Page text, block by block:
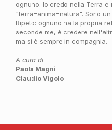
ognuno. Io credo nella Terra e
"terra=anima=natura". Sono
Ripeto: ognuno ha la propria
seconde me, è credere
ma si è sempre in compagnia.
A cura di
Paola Magni
Claudio Vigolo